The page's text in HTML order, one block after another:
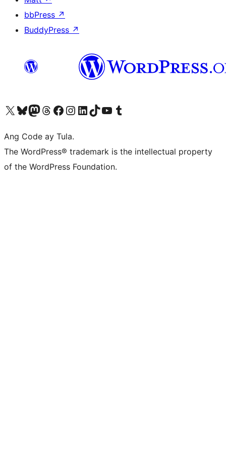
bbPress ↗
BuddyPress ↗
Visit our X (formerly Twitter) account
Bisitahin ang aming Bluesky account
Visit our Mastodon account
Bisitahin ang aming Threads account
Visit our Facebook page
Visit our Instagram account
Visit our LinkedIn account
Bisitahin ang aming TikTok account
Visit our YouTube channel
Bisitahin ang aming Tumblr account
Ang Code ay Tula.
The WordPress® trademark is the intellectual property
of the WordPress Foundation.